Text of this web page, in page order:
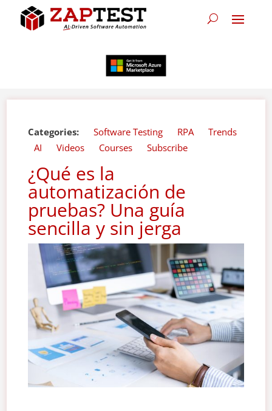
Categories: Software Testing RPA
Trends
AI
Videos Courses Subscribe
¿Qué es la
automatización de
pruebas? Una guía
sencilla y sin jerga